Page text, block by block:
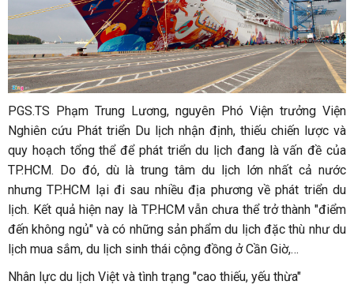
PGS.TS Phạm Trung Lương, nguyên Phó Viện trưởng Viện
Nghiên cứu Phát triển Du lịch nhận định, thiếu chiến lược và
quy hoạch tổng thể để phát triển du lịch đang là vấn đề của
TP.HCM. Do đó, dù là trung tâm du lịch lớn nhất cả nước
nhưng TP.HCM lại đi sau nhiều địa phương về phát triển du
lịch. Kết quả hiện nay là TP.HCM vẫn chưa thể trở thành "điểm
đến không ngủ" và có những sản phẩm du lịch đặc thù như du
lịch mua sắm, du lịch sinh thái cộng đồng ở Cần Giờ,…
Nhân lực du lịch Việt và tình trạng "cao thiếu, yếu thừa"